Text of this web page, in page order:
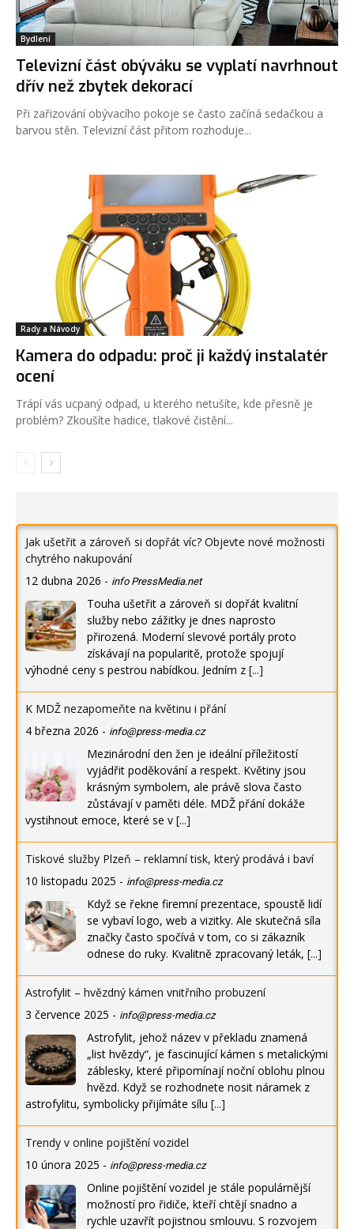
Bydlení
Televizní část obýváku se vyplatí navrhnout
dřív než zbytek dekorací
Při zařizování obývacího pokoje se často začíná sedačkou a
barvou stěn. Televizní část přitom rozhoduje...
Rady a Návody
Kamera do odpadu: proč ji každý instalatér
ocení
Trápí vás ucpaný odpad, u kterého netušíte, kde přesně je
problém? Zkoušíte hadice, tlakové čistění...
Jak ušetřit a zároveň si dopřát víc? Objevte nové možnosti
chytrého nakupování
12 dubna 2026 - info PressMedia.net
Touha ušetřit a zároveň si dopřát kvalitní
služby nebo zážitky je dnes naprosto
přirozená. Moderní slevové portály proto
získávají na popularitě, protože spojují
výhodné ceny s pestrou nabídkou. Jedním z [...]
K MDŽ nezapomeňte na květinu i přání
4 března 2026 - info@press-media.cz
Mezinárodní den žen je ideální příležitostí
vyjádřit poděkování a respekt. Květiny jsou
krásným symbolem, ale právě slova často
zůstávají v paměti déle. MDŽ přání dokáže
vystihnout emoce, které se v [...]
Tiskové služby Plzeň – reklamní tisk, který prodává i baví
10 listopadu 2025 - info@press-media.cz
Když se řekne firemní prezentace, spoustě lidí
se vybaví logo, web a vizitky. Ale skutečná síla
značky často spočívá v tom, co si zákazník
odnese do ruky. Kvalitně zpracovaný leták, [...]
Astrofylit – hvězdný kámen vnitřního probuzení
3 července 2025 - info@press-media.cz
Astrofylit, jehož název v překladu znamená
„list hvězdy“, je fascinující kámen s metalickými
záblesky, které připomínají noční oblohu plnou
hvězd. Když se rozhodnete nosit náramek z
astrofylitu, symbolicky přijímáte sílu [...]
Trendy v online pojištění vozidel
10 února 2025 - info@press-media.cz
Online pojištění vozidel je stále populárnější
možností pro řidiče, kteří chtějí snadno a
rychle uzavřít pojistnou smlouvu. S rozvojem